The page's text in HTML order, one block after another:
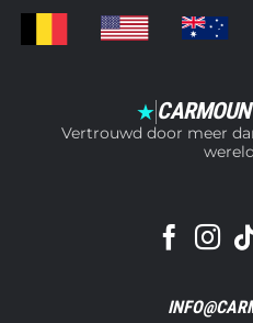
★
Vertrouwd door meer